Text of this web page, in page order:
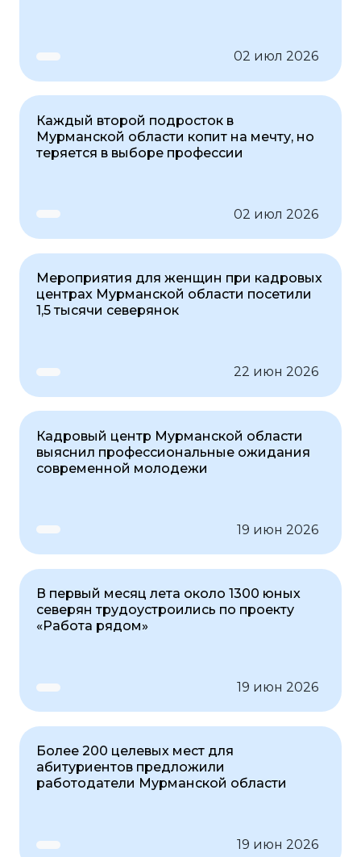
02 июл 2026
Каждый второй подросток в
Мурманской области копит на мечту, но
теряется в выборе профессии
02 июл 2026
Мероприятия для женщин при кадровых
центрах Мурманской области посетили
1,5 тысячи северянок
22 июн 2026
Кадровый центр Мурманской области
выяснил профессиональные ожидания
современной молодежи
19 июн 2026
В первый месяц лета около 1300 юных
северян трудоустроились по проекту
«Работа рядом»
19 июн 2026
Более 200 целевых мест для
абитуриентов предложили
работодатели Мурманской области
19 июн 2026